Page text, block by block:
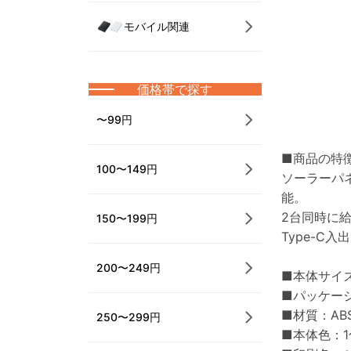
■商品の特
ソーラーパ
能。
2台同時に
Type-C入
■本体サイ
■パッケー
■材質：
■本体色：
モバイル関連
価格帯で探す
〜99円
100〜149円
150〜199円
200〜249円
250〜299円